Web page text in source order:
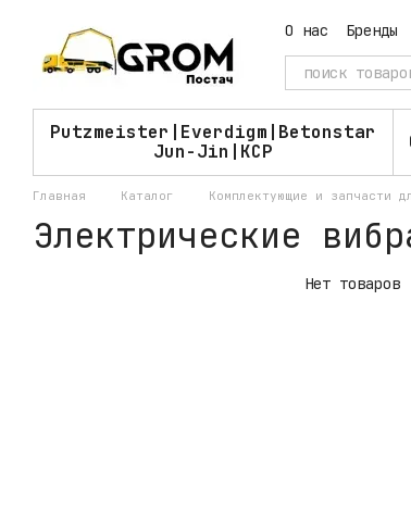
О нас Бренды
Putzmeister|Everdigm|Betonstar
Jun-Jin|KCP
Главная Каталог Комплектующие и запчасти
Электрические
Нет товаров